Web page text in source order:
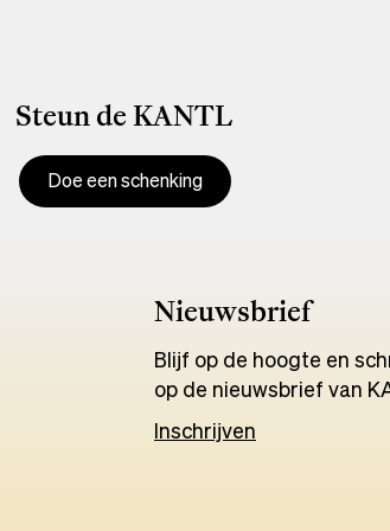
Steun de KANTL
Doe een schenking
Nieuwsbrief
Blijf op de hoogte en
op de nieuwsbrief van
Inschrijven